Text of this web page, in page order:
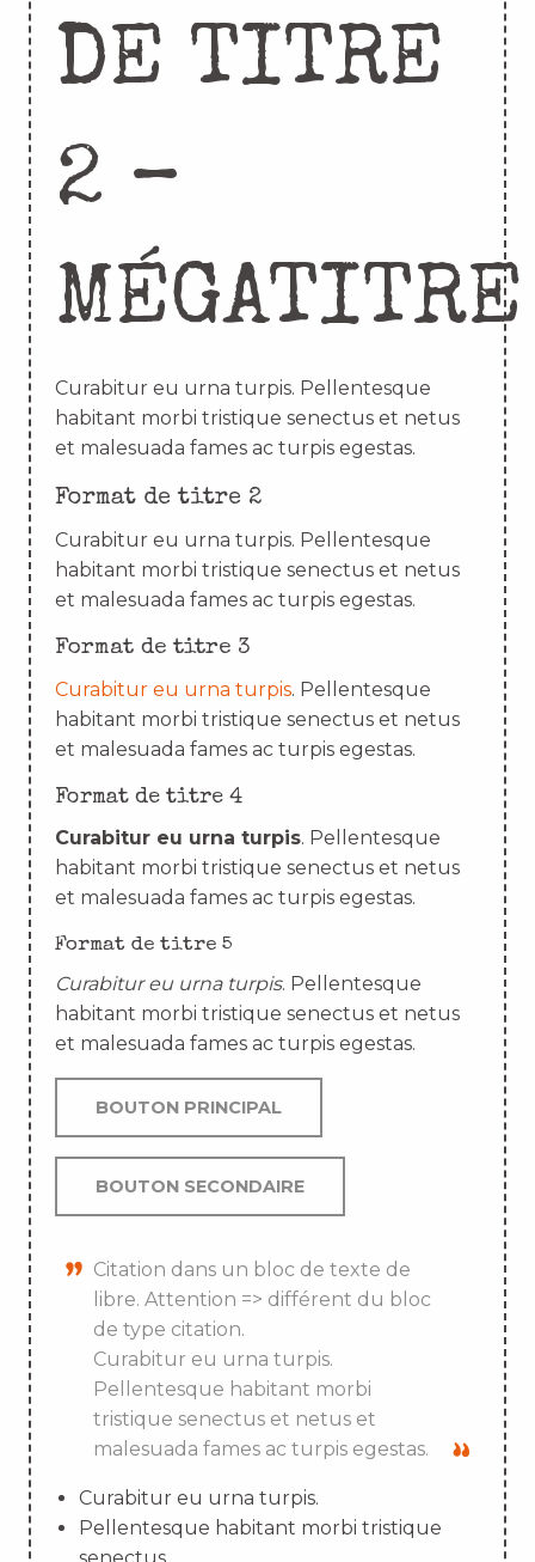
DE TITRE
2 –
MÉGATITRE
Curabitur eu urna turpis. Pellentesque
habitant morbi tristique senectus et netus
et malesuada fames ac turpis egestas.
Format de titre 2
Curabitur eu urna turpis. Pellentesque
habitant morbi tristique senectus et netus
et malesuada fames ac turpis egestas.
Format de titre 3
Curabitur eu urna turpis. Pellentesque
habitant morbi tristique senectus et netus
et malesuada fames ac turpis egestas.
Format de titre 4
Curabitur eu urna turpis. Pellentesque
habitant morbi tristique senectus et netus
et malesuada fames ac turpis egestas.
Format de titre 5
Curabitur eu urna turpis. Pellentesque
habitant morbi tristique senectus et netus
et malesuada fames ac turpis egestas.
BOUTON PRINCIPAL
BOUTON SECONDAIRE
Citation dans un bloc de texte de
libre. Attention => différent du bloc
de type citation.
Curabitur eu urna turpis.
Pellentesque habitant morbi
tristique senectus et netus et
malesuada fames ac turpis egestas.
Curabitur eu urna turpis.
Pellentesque habitant morbi tristique